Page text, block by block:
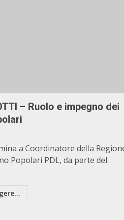
– Ruolo e impegno dei
a Coordinatore della
Popolari PDL, da parte del